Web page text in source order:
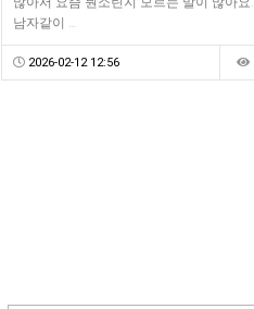
남자같이 …
2026-02-12 12:56